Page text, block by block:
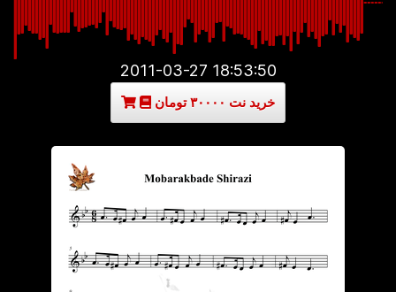
2011-03-27 18:53:50
خرید نت ۳۰۰۰۰ تومان